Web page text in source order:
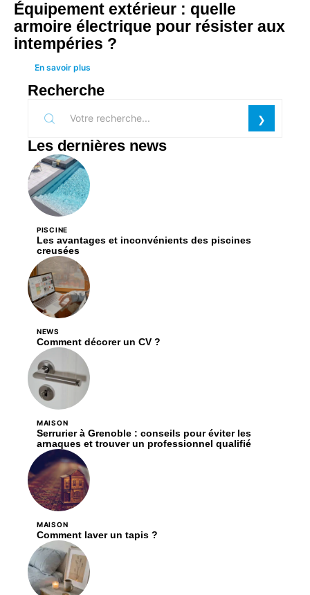
Équipement extérieur : quelle
armoire électrique pour résister aux
intempéries ?
En savoir plus
Recherche
Les dernières news
PISCINE
Les avantages et inconvénients des piscines
creusées
NEWS
Comment décorer un CV ?
MAISON
Serrurier à Grenoble : conseils pour éviter les
arnaques et trouver un professionnel qualifié
MAISON
Comment laver un tapis ?